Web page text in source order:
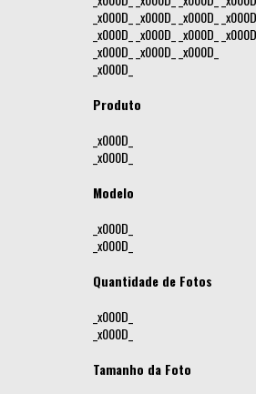
_x000D_ _x000D_ _x000D_
_x000D_ _x000D_ _x000D_
_x000D_ _x000D_ _x000D_
_x000D_
Produto
_x000D_
_x000D_
Modelo
_x000D_
_x000D_
Quantidade de Fotos
_x000D_
_x000D_
Tamanho da Foto